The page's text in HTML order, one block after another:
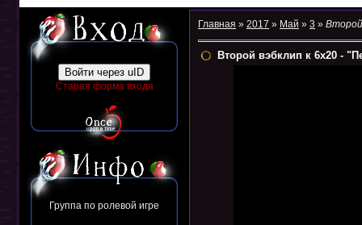
Войти через uID
Старая форма входа
Группа по ролевой игре
Главная » 2017 » Май » 3 » Второй
Второй вэбклип к 6х20 -